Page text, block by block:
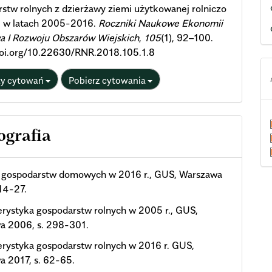
rolnych z dzierżawy ziemi użytkowanej rolniczo
w latach 2005-2016. Roczniki Naukowe Ekonomii
I Rozwoju Obszarów Wiejskich, 105(1), 92–100.
10.22630/RNR.2018.105.1.8
cytowań Pobierz cytowania
domowych w 2016 r., GUS, Warszawa
27.
gospodarstw rolnych w 2005 r., GUS,
2006, s. 298-301.
gospodarstw rolnych w 2016 r. GUS,
2017, s. 62-65.